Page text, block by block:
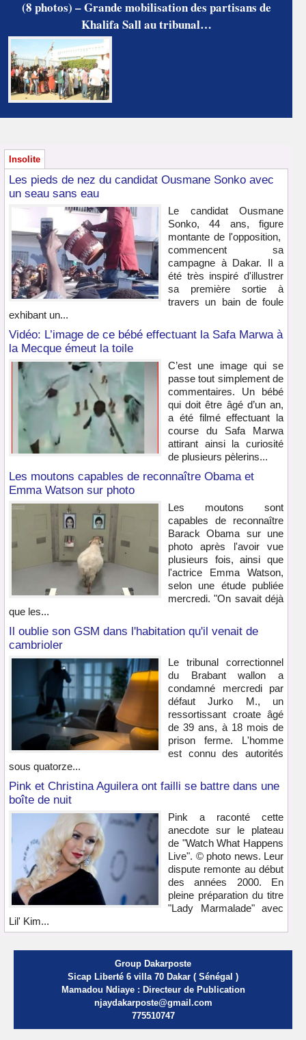
(8 photos) – Grande mobilisation des partisans de
Khalifa Sall au tribunal…
Insolite
Les pieds de nez du candidat Ousmane Sonko avec
un seau sans eau
Le candidat Ousmane
Sonko, 44 ans, figure
montante de l'opposition,
commencent sa
campagne à Dakar. Il a
été très inspiré d'illustrer
sa première sortie à
travers un bain de foule
exhibant un...
Vidéo: L’image de ce bébé effectuant la Safa Marwa à
la Mecque émeut la toile
C’est une image qui se
passe tout simplement de
commentaires. Un bébé
qui doit être âgé d’un an,
a été filmé effectuant la
course du Safa Marwa
attirant ainsi la curiosité
de plusieurs pèlerins...
Les moutons capables de reconnaître Obama et
Emma Watson sur photo
Les moutons sont
capables de reconnaître
Barack Obama sur une
photo après l'avoir vue
plusieurs fois, ainsi que
l'actrice Emma Watson,
selon une étude publiée
mercredi. "On savait déjà
que les...
Il oublie son GSM dans l'habitation qu'il venait de
cambrioler
Le tribunal correctionnel
du Brabant wallon a
condamné mercredi par
défaut Jurko M., un
ressortissant croate âgé
de 39 ans, à 18 mois de
prison ferme. L'homme
est connu des autorités
sous quatorze...
Pink et Christina Aguilera ont failli se battre dans une
boîte de nuit
Pink a raconté cette
anecdote sur le plateau
de "Watch What Happens
Live". © photo news. Leur
dispute remonte au début
des années 2000. En
pleine préparation du titre
"Lady Marmalade" avec
Lil' Kim...
Group Dakarposte
Sicap Liberté 6 villa 70 Dakar ( Sénégal )
Mamadou Ndiaye : Directeur de Publication
njaydakarposte@gmail.com
775510747